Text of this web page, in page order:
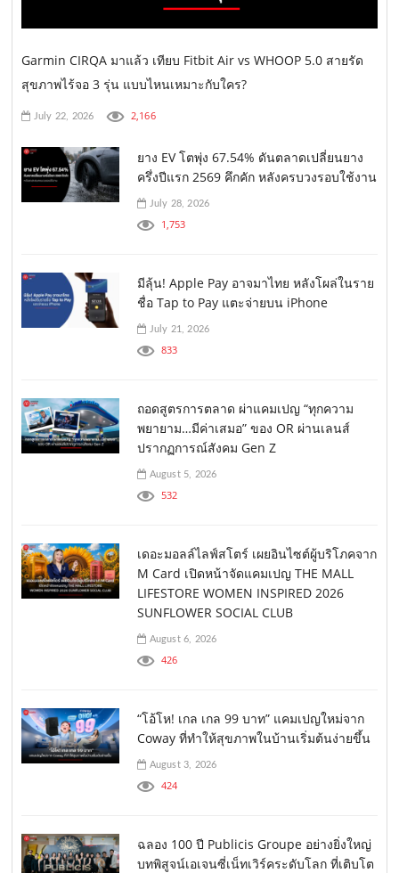
Garmin CIRQA มาแล้ว เทียบ Fitbit Air vs WHOOP 5.0 สายรัด
สุขภาพไร้จอ 3 รุ่น แบบไหนเหมาะกับใคร?
July 22, 2026 2,166
ยาง EV โตพุ่ง 67.54% ดันตลาดเปลี่ยนยาง
ครึ่งปีแรก 2569 คึกคัก หลังครบวงรอบใช้งาน
July 28, 2026
1,753
มีลุ้น! Apple Pay อาจมาไทย หลังโผล่ในราย
ชื่อ Tap to Pay แตะจ่ายบน iPhone
July 21, 2026
833
ถอดสูตรการตลาด ผ่าแคมเปญ “ทุกความ
พยายาม…มีค่าเสมอ” ของ OR ผ่านเลนส์
ปรากฏการณ์สังคม Gen Z
August 5, 2026
532
เดอะมอลล์ไลฟ์สโตร์ เผยอินไซต์ผู้บริโภคจาก
M Card เปิดหน้าจัดแคมเปญ THE MALL
LIFESTORE WOMEN INSPIRED 2026
SUNFLOWER SOCIAL CLUB
August 6, 2026
426
“โอ้โห! เกล เกล 99 บาท” แคมเปญใหม่จาก
Coway ที่ทำให้สุขภาพในบ้านเริ่มต้นง่ายขึ้น
August 3, 2026
424
ฉลอง 100 ปี Publicis Groupe อย่างยิ่งใหญ่
บทพิสูจน์เอเจนซี่เน็ทเวิร์คระดับโลก ที่เติบโต